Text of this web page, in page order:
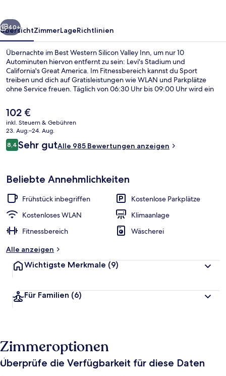
Weiter
40+
ÜbersichtZimmerLageRichtlinien
Übernachte im Best Western Silicon Valley Inn, um nur 10
Autominuten hiervon entfernt zu sein: Levi's Stadium und
California's Great America. Im Fitnessbereich kannst du Sport
treiben und dich auf Gratisleistungen wie WLAN und Parkplätze
ohne Service freuen. Täglich von 06:30 Uhr bis 09:00 Uhr wird ein
Folgendes mit dem Auto höchstens 10 Minuten entfernt: Santa
Clara Convention Center und Shoreline Amphitheatre. Andere
Reisende lieben das hilfsbereite Personal.
Der
aktuelle
Preis
beträgt
102 €.
102 €
inkl. Steuern & Gebühren
23. Aug.–24. Aug.
Bewertungen
8,48,4 von 10.
Sehr gutAlle 985 Bewertungen anzeigen
Beliebte Annehmlichkeiten
Frühstück inbegriffen
Kostenlose Parkplätze
Kostenloses WLAN
Klimaanlage
Fitnessbereich
Wäscherei
Alle anzeigen
Wichtigste Merkmale (9)
Für Familien (6)
Zimmeroptionen
Überprüfe die Verfügbarkeit für diese Daten